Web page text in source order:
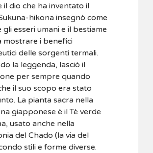
il dio che ha inventato il
hikona insegnò come
gli esseri umani e il bestiame
mostrare i benefici
delle sorgenti termali.
la leggenda, lasciò il
per sempre quando
il suo scopo era stato
La pianta sacra nella
giapponese è il Tè verde
usato anche nella
del Chado (la via del
stili e forme diverse.